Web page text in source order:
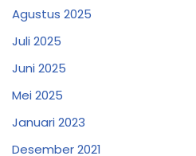
Agustus 2025
Juli 2025
Juni 2025
Mei 2025
Januari 2023
Desember 2021